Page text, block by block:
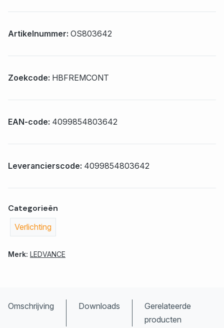
Artikelnummer: OS803642
Zoekcode: HBFREMCONT
EAN-code: 4099854803642
Leverancierscode: 4099854803642
Categorieën
Verlichting
Merk: LEDVANCE
Omschrijving Downloads
Gerelateerde
producten